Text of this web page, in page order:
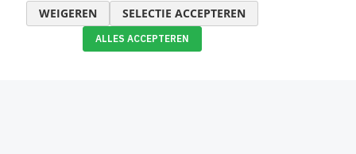
WEIGEREN SELECTIE ACCEPTEREN
ALLES ACCEPTEREN